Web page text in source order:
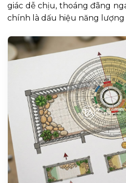
giác dễ chịu, thoáng đãng
chính là dấu hiệu năng lượng